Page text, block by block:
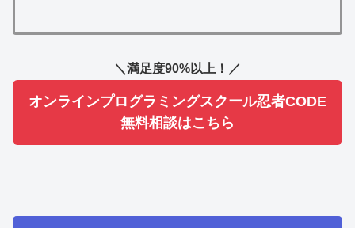
＼満足度90%以上！／
オンラインプログラミングスクール忍者CODE
無料相談はこちら